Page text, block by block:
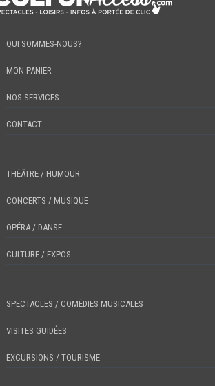
QUI SOMMES-NOUS?
MON PANIER
NOS SERVICES
CONTACT
THÉÂTRE / HUMOUR
CONCERTS / MUSIQUE
OPÉRA / DANSE
CULTURE / EXPOS
SPECTACLES / COMÉDIES MUSICALES
VISITES GUIDÉES
EXCURSIONS / TOURISME